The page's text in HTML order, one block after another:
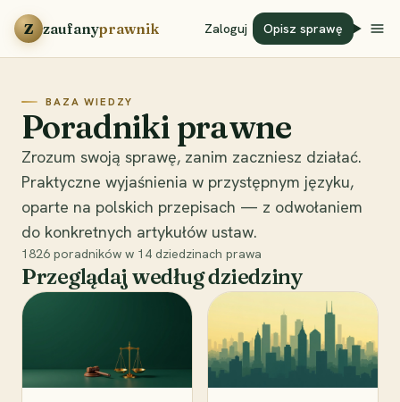
Przejdź do treści
Z zaufanyprawnik Zaloguj Opisz sprawę
BAZA WIEDZY
Poradniki prawne
Zrozum swoją sprawę, zanim zaczniesz działać.
Praktyczne wyjaśnienia w przystępnym języku,
oparte na polskich przepisach — z odwołaniem
do konkretnych artykułów ustaw.
1826 poradników w 14 dziedzinach prawa
Przeglądaj według dziedziny